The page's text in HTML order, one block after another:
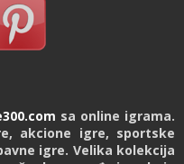
sa online igrama.
akcione igre, sportske
igre. Velika kolekcija